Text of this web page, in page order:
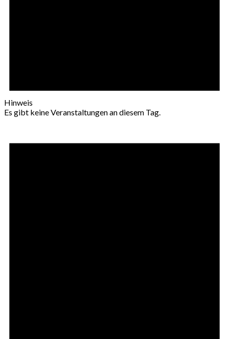
Hinweis
Es gibt keine Veranstaltungen an diesem Tag.